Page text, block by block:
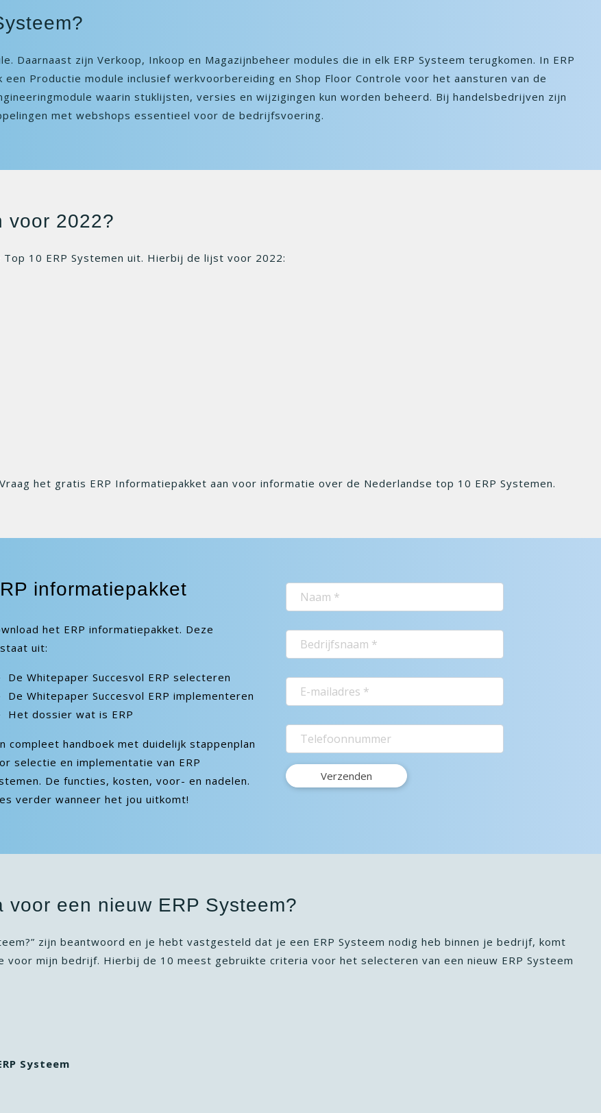
Daarnaast zijn Verkoop, Inkoop en Magazijnbeheer modules die in elk ERP Systeem terugkomen. In ERP
Productie module inclusief werkvoorbereiding en Shop Floor Controle voor het aansturen van de
waarin stuklijsten, versies en wijzigingen kun worden beheerd. Bij handelsbedrijven zijn
met webshops essentieel voor de bedrijfsvoering.
voor 2022?
10 ERP Systemen uit. Hierbij de lijst voor 2022:
Vraag het gratis ERP Informatiepakket aan voor informatie over de Nederlandse top 10 ERP Systemen.
informatiepakket
het ERP informatiepakket. Deze
uit:
De Whitepaper Succesvol ERP selecteren
De Whitepaper Succesvol ERP implementeren
Het dossier wat is ERP
compleet handboek met duidelijk stappenplan
selectie en implementatie van ERP
De functies, kosten, voor- en nadelen.
verder wanneer het jou uitkomt!
een nieuw ERP Systeem?
zijn beantwoord en je hebt vastgesteld dat je een ERP Systeem nodig heb binnen je bedrijf, komt
voor mijn bedrijf. Hierbij de 10 meest gebruikte criteria voor het selecteren van een nieuw ERP Systeem
Systeem